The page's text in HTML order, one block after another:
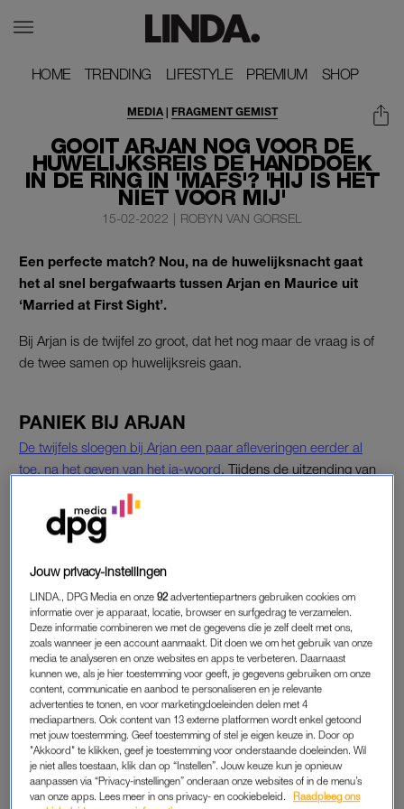
HOME
HOME TRENDING
TRENDING LIFESTYLE
LIFESTYLE PREMIUM
PREMIUM SHOP
SHOP
GOOIT ARJAN NOG VOOR DE
HUWELIJKSREIS DE HANDDOEK
IN DE RING IN 'MAFS'? 'HIJ IS HET
NIET VOOR MIJ'
MEDIA| FRAGMENT GEMIST
15-02-2022 | ROBYN VAN GORSEL
Een perfecte match? Nou, na de huwelijksnacht gaat
het al snel bergafwaarts tussen Arjan en Maurice uit
‘Married at First Sight’.
Bij Arjan is de twijfel zo groot, dat het nog maar de vraag is of
de twee samen op huwelijksreis gaan.
PANIEK BIJ ARJAN
De twijfels sloegen bij Arjan een paar afleveringen eerder al
toe, na het geven van het ja-woord. Tijdens de uitzending van
dinsdagavond lijkt zijn paniek tot een climax to komen. Met het
ontbijt nog maar net achter de kiezen roept hij Maurice, die
zijn koffer voor de huwelijksreis al aan het pakken was, bij
“Ik voel het gewoon niet en ik weet even niet hoe het verder
moet”, steekt Arjan van wal. “Ik gun het jou, ik gun het mij,
maar het gaat helemaal mis. Ik wil iets voelen, wat ik niet vind.
Niets tegen jou, maar ik zie ons gewoon niet.”
HIJ IS HET NIET
Dat doet Maurice groot verdriet, maar hij besluit zijn man even
met rust te laten. “Ik respecteer zijn keus, maar het doet wel
iets met me. Ik had gedacht dat als er tegenslagen zouden
Jouw privacy-instellingen
LINDA., DPG Media en onze92 advertentiepartners gebruiken cookies om
informatie over je apparaat, locatie, browser en surfgedrag te verzamelen.
Deze informatie combineren we met de gegevens die je zelf deelt met ons,
zoals wanneer je een account aanmaakt. Dit doen we om het gebruik van onze
media te analyseren en onze websites en apps te verbeteren. Daarnaast
kunnen we, als je hier toestemming voor geeft, je gegevens gebruiken om onze
content, communicatie en aanbod te personaliseren en je relevante
advertenties te tonen, en voor marketingdoeleinden delen met 4
mediapartners. Ook content van 13 externe platformen wordt enkel getoond
met jouw toestemming. Geef toestemming of stel je eigen keuze in. Door op
"Akkoord" te klikken, geef je toestemming voor onderstaande doeleinden. Wil
je niet alles toestaan, klik dan op “Instellen”. Jouw keuze kun je opnieuw
aanpassen via “Privacy-instellingen” onderaan onze websites of in de menu’s
van onze apps. Lees meer in ons privacy- en cookiebeleid.
Raadpleeg ons